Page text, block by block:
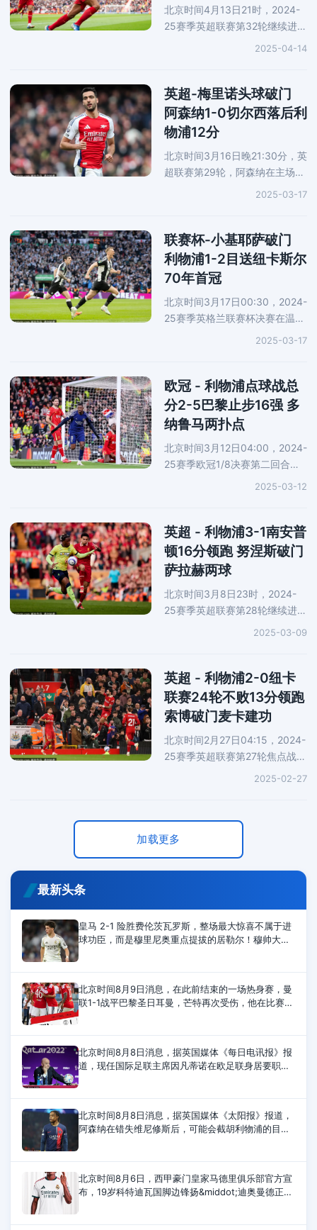
北京时间4月13日21时，2024-
25赛季英超联赛第32轮继续进
行，坐镇安菲尔德球场的利物浦
积分榜。开赛第18分钟，萨拉赫
助攻迪
2025-04-14
英超-梅里诺头球破门
阿森纳1-0切尔西落后利
物浦12分
北京时间3月16日晚21:30分，英
超联赛第29轮，阿森纳在主场对
阵切尔西。上半场比赛，梅里诺
球，半场结束阿森纳暂时1-0领
先
2025-03-17
联赛杯-小基耶萨破门
利物浦1-2目送纽卡斯尔
70年首冠
北京时间3月17日00:30，2024-
25赛季英格兰联赛杯决赛在温布
利球场打响，卫冕冠军利物浦1-
这也是该队70年来首个顶级赛事
冠
2025-03-17
欧冠 - 利物浦点球战总
分2-5巴黎止步16强 多
纳鲁马两扑点
北京时间3月12日04:00，2024-
25赛季欧冠1/8决赛第二回合继
续进行，坐镇安菲尔德球场的利
缘八强。登贝莱第12分钟打进全
场唯
2025-03-12
英超 - 利物浦3-1南安普
顿16分领跑 努涅斯破门
萨拉赫两球
北京时间3月8日23时，2024-
25赛季英超联赛第28轮继续进
行，坐镇安菲尔德球场的利物浦
赛两场的情况下，以16分优势领
跑。斯莫
2025-03-09
英超 - 利物浦2-0纽卡
联赛24轮不败13分领跑
索博破门麦卡建功
北京时间2月27日04:15，2024-
25赛季英超联赛第27轮焦点战展
开角逐，坐镇安菲尔德球场的利
于阿森纳客场0-0战平诺丁汉森
2025-02-27
加载更多
最新头条
皇马 2-1 险胜费伦茨瓦罗斯，整场最大惊喜不属于进
球功臣，而是穆里尼奥重点提拔的居勒尔！穆帅大胆
北京时间8月9日消息，在此前结束的一场热身赛，曼
联1-1战平巴黎圣日耳曼，芒特再次受伤，他在比赛第
北京时间8月8日消息，据英国媒体《每日电讯报》报
道，现任国际足联主席因凡蒂诺在欧足联身居要职期
北京时间8月8日消息，据英国媒体《太阳报》报道，
阿森纳在错失维尼修斯后，可能会截胡利物浦的目标
北京时间8月6日，西甲豪门皇家马德里俱乐部官方宣
布，19岁科特迪瓦国脚边锋扬&middot;迪奥曼德正式